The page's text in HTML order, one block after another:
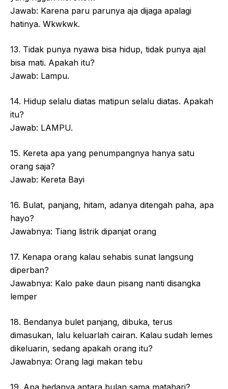
Jawab: Karena paru parunya aja dijaga apalagi
hatinya. Wkwkwk.
13. Tidak punya nyawa bisa hidup, tidak punya ajal
bisa mati. Apakah itu?
Jawab: Lampu.
14. Hidup selalu diatas matipun selalu diatas. Apakah
itu?
Jawab: LAMPU.
15. Kereta apa yang penumpangnya hanya satu
orang saja?
Jawab: Kereta Bayi
16. Bulat, panjang, hitam, adanya ditengah paha, apa
hayo?
Jawabnya: Tiang listrik dipanjat orang
17. Kenapa orang kalau sehabis sunat langsung
diperban?
Jawabnya: Kalo pake daun pisang nanti disangka
lemper
18. Bendanya bulet panjang, dibuka, terus
dimasukan, lalu keluarlah cairan. Kalau sudah lemes
dikeluarin, sedang apakah orang itu?
Jawabnya: Orang lagi makan tebu